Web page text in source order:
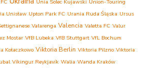
Unia Solec Kujawski Union-Touring
Unisław Upton Park FC Urania Ruda Śląska Ursus
Valarenga Valencia Valetta FC Valur
Mostar VfB Lubeka VfB Stuttgart VfL Bochum
Kołaczkowo Viktoria Berlin Viktoria Pilzno Viktoria
Víkingur Reykjavík Walia Wanda Kraków